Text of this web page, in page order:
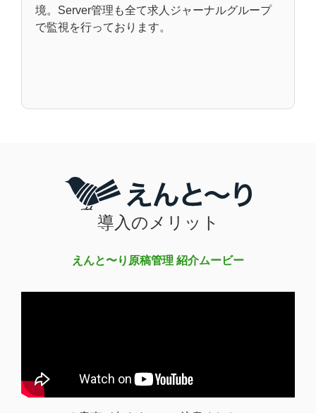
境。Server管理も全て求人ジャーナルグループ
で監視を行っております。
導入のメリット
えんと〜り原稿管理 紹介ムービー